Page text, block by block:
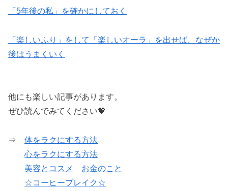
「5年後の私」を確かにしておく
「楽しいふり」をして「楽しいオーラ」を出せば、なぜか
後はうまくいく
他にも楽しい記事があります。
ぜひ読んでみてください💖
⇒ 体をラクにする方法
心をラクにする方法
美容とコスメ
お金のこと
☆コーヒーブレイク☆